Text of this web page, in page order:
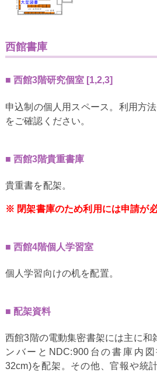
西館書庫
西館3階研究個室 [1,2,3]
申込制の個人用スペース。利用方
をご確認ください。
西館3階貴重書庫
貴重書を配架。
※ 閉架書庫のため利用には申請が必
西館4階個人学習室
個人学習向けの机を配置。
配架資料
西館3階の電動集密書架には主に和
ンバーとNDC:900台の書庫内
32cm)を配架。その他、官報や統